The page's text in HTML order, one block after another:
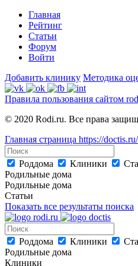
Главная
Рейтинг
Статьи
Форум
Войти
Добавить клинику Методика
Правила пользования сайтом
© 2020 Rodi.ru. Все права
Главная страница https://doctis.ru/
Роддома Клиники
Родильные дома
Родильные дома
Статьи
Показать все результаты поиска
Роддома Клиники
Родильные дома
Клиники